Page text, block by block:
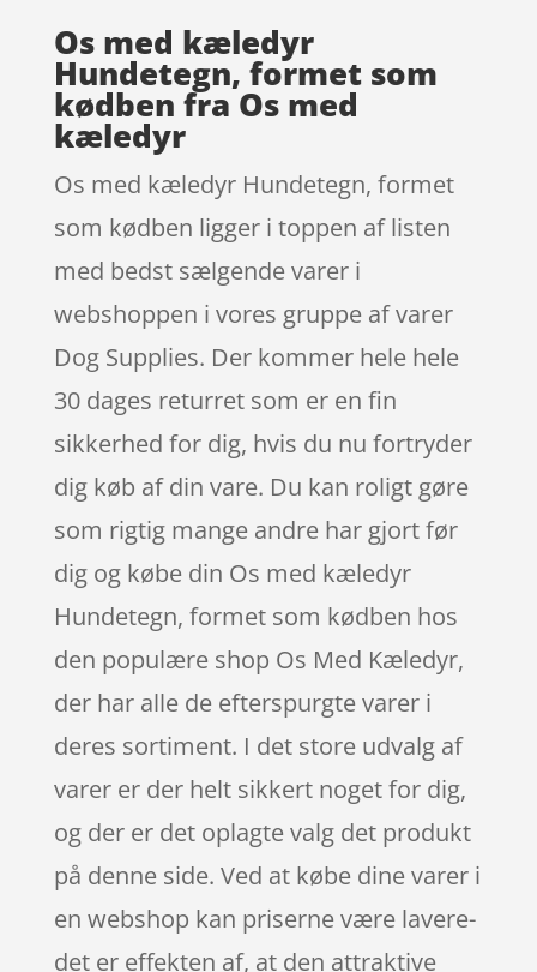
Os med kæledyr
Hundetegn, formet som
kødben fra Os med
kæledyr
Os med kæledyr Hundetegn, formet
som kødben ligger i toppen af listen
med bedst sælgende varer i
webshoppen i vores gruppe af varer
Dog Supplies. Der kommer hele hele
30 dages returret som er en fin
sikkerhed for dig, hvis du nu fortryder
dig køb af din vare. Du kan roligt gøre
som rigtig mange andre har gjort før
dig og købe din Os med kæledyr
Hundetegn, formet som kødben hos
den populære shop Os Med Kæledyr,
der har alle de efterspurgte varer i
deres sortiment. I det store udvalg af
varer er der helt sikkert noget for dig,
og der er det oplagte valg det produkt
på denne side. Ved at købe dine varer i
en webshop kan priserne være lavere-
det er effekten af, at den attraktive